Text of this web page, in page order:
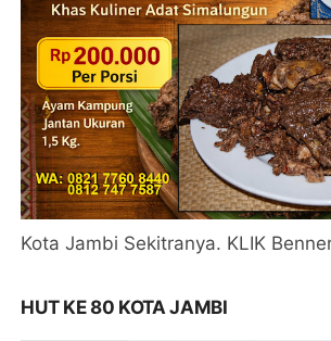
Kota Jambi Sekitranya. KLIK
HUT KE 80 KOTA JAMBI